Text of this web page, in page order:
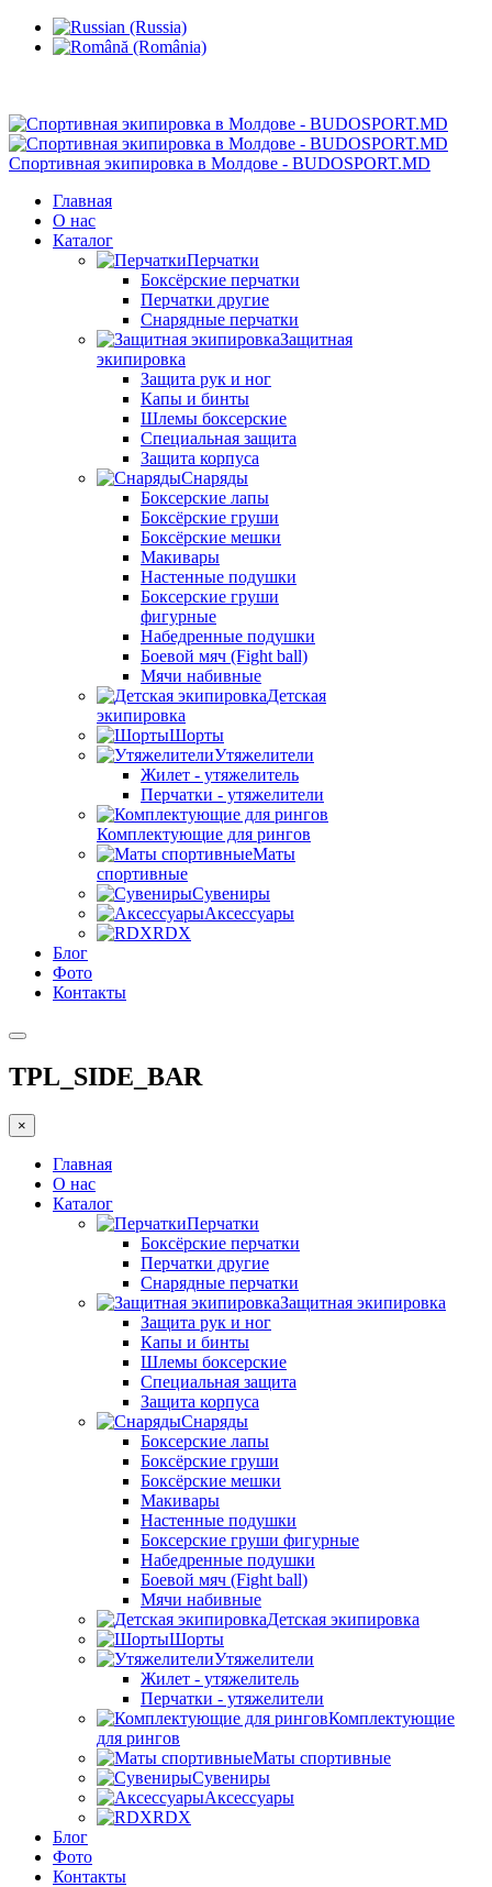
Спортивная экипировка в Молдове - BUDOSPORT.MD
Главная
О нас
Каталог
Перчатки
Боксёрские перчатки
Перчатки другие
Снарядные перчатки
Защитная
экипировка
Защита рук и ног
Капы и бинты
Шлемы боксерские
Специальная защита
Защита корпуса
Снаряды
Боксерские лапы
Боксёрские груши
Боксёрские мешки
Макивары
Настенные подушки
Боксерские груши
фигурные
Набедренные подушки
Боевой мяч (Fight ball)
Мячи набивные
Детская
экипировка
Шорты
Утяжелители
Жилет - утяжелитель
Перчатки - утяжелители
Комплектующие для рингов
Маты
спортивные
Сувениры
Аксессуары
RDX
Блог
Фото
Контакты
TPL_SIDE_BAR
×
Главная
О нас
Каталог
Перчатки
Боксёрские перчатки
Перчатки другие
Снарядные перчатки
Защитная экипировка
Защита рук и ног
Капы и бинты
Шлемы боксерские
Специальная защита
Защита корпуса
Снаряды
Боксерские лапы
Боксёрские груши
Боксёрские мешки
Макивары
Настенные подушки
Боксерские груши фигурные
Набедренные подушки
Боевой мяч (Fight ball)
Мячи набивные
Детская экипировка
Шорты
Утяжелители
Жилет - утяжелитель
Перчатки - утяжелители
Комплектующие
для рингов
Маты спортивные
Сувениры
Аксессуары
RDX
Блог
Фото
Контакты